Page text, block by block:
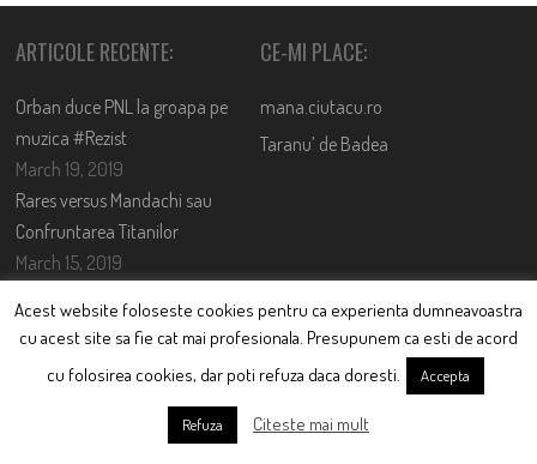
ARTICOLE RECENTE:
Orban duce PNL la groapa pe
muzica #Rezist
March 19, 2019
Rares versus Mandachi sau
Confruntarea Titanilor
March 15, 2019
sticlă. Tare urât îmbătrânești,
June 20, 2017
CE-MI PLACE:
mana.ciutacu.ro
Taranu’ de Badea
Acest website foloseste cookies pentru ca experienta dumneavoastra
cu acest site sa fie cat mai profesionala. Presupunem ca esti de acord
cu folosirea cookies, dar poti refuza daca doresti.
Accepta
Refuza Citeste mai mult